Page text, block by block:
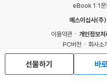
선물하기 바
eBook 1:1문
예스이십사(주
이용약관
개인정보처
PC버전
회사소
도서홍
Copyright © YES24
MATOM7